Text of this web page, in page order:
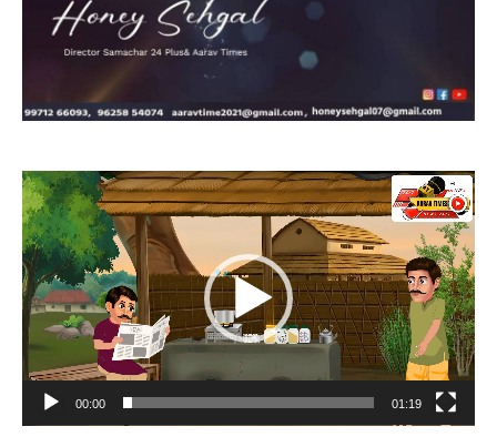
Video
Player
00:00 01:19